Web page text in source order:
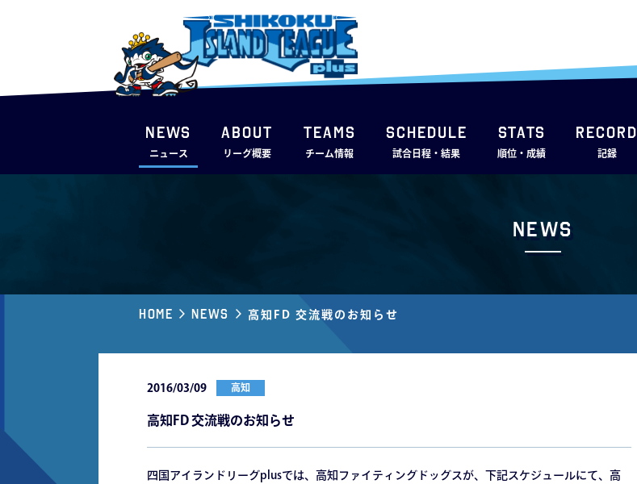
NEWS
ニュース
ABOUT
リーグ概要
TEAMS
チーム情報
SCHEDULE
試合日程・結果
STATS
順位・成績
RECORD
記録
News
Home News 高知FD 交流戦のお知らせ
2016/03/09 高知
高知FD 交流戦のお知らせ
四国アイランドリーグplusでは、高知ファイティングドッグスが、下記スケジュールにて、高